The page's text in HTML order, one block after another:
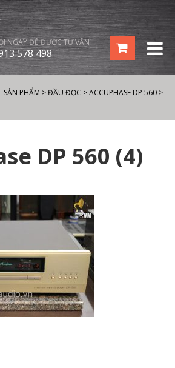
NGAY ĐỂ ĐƯỢC TƯ VẤN
578 498
SẢN PHẨM >ĐẦU ĐỌC >ACCUPHASE DP 560 >
DP 560 (4)